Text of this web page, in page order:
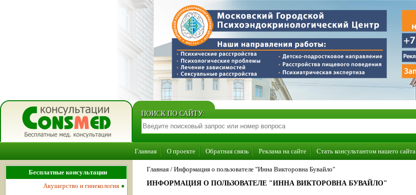
ПОИСК ПО САЙТУ:
Главная О проекте Обратная связь Реклама на сайте Стать консультантом нашего сайта
Главная / Информация о пользователе "Инна Викторовна Бувайло"
ИНФОРМАЦИЯ О ПОЛЬЗОВАТЕЛЕ "ИННА ВИКТОРОВНА БУВАЙЛО"
Бесплатные консультации
Акушерство и гинекология